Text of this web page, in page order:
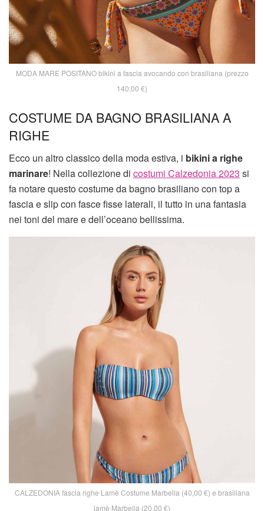
MODA MARE POSITANO bikini a fascia avocando con brasiliana (prezzo
140,00 €)
COSTUME DA BAGNO BRASILIANA A
RIGHE
Ecco un altro classico della moda estiva, i bikini a righe
marinare! Nella collezione di costumi Calzedonia 2023 si
fa notare questo costume da bagno brasiliano con top a
fascia e slip con fasce fisse laterali, il tutto in una fantasia
nei toni del mare e dell’oceano bellissima.
CALZEDONIA fascia righe Lamè Costume Marbella (40,00 €) e brasiliana
lamè Marbella (20,00 €)